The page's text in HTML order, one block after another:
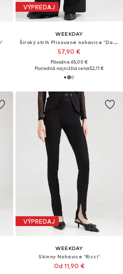
VÝPREDAJ
WEEKDAY
Široký strih Plisované nohavice 'Dara'
57,90 €
Pôvodne: 65,00 €
Posledná najnižšia cena:52,11 €
VÝPREDAJ
WEEKDAY
Skinny Nohavice 'Ricci'
Od 11,90 €